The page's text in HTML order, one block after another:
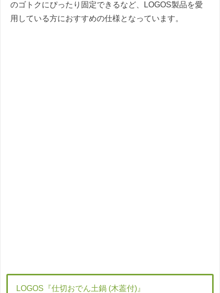
のゴトクにぴったり固定できるなど、LOGOS製品を愛
用している方におすすめの仕様となっています。
LOGOS『仕切おでん土鍋 (木葢付)』